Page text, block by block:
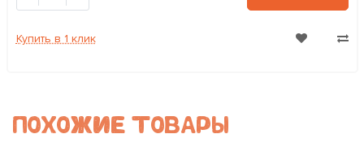
Купить в 1 клик
ПОХОЖИЕ ТОВАРЫ